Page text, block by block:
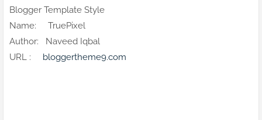
Blogger Template Style
Name: TruePixel
Author: Naveed Iqbal
URL : bloggertheme9.com